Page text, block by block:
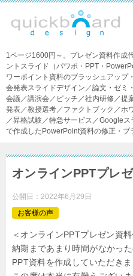
1ページ1600円～。プレゼン資料作成
ントスライド（パワポ・PPT・
ワーポイント資料のブラッシュアップ
会発表スライドデザイン／論文・ゼミ
会議／講演会／ピッチ／社内研修／提
発表／教授選考／ファクトブック／ホ
／昇格試験／特急サービス／Google
で作成したPowerPoint資料の修正・ブ
オンラインPPTプレ
公開日： 2022年6月29日
お客様の声
＜オンラインPPTプレゼン資
納期まであまり時間がなかっ
PPT資料を作成していただきま